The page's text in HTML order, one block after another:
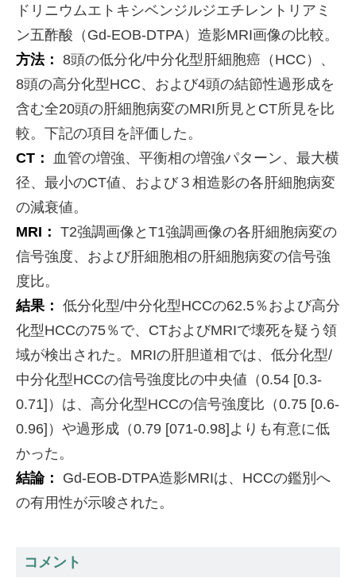
ドリニウムエトキシベンジルジエチレントリアミ
ン五酢酸（Gd-EOB-DTPA）造影MRI画像の比較。
方法： 8頭の低分化/中分化型肝細胞癌（HCC）、
8頭の高分化型HCC、および4頭の結節性過形成を
含む全20頭の肝細胞病変のMRI所見とCT所見を比
較。下記の項目を評価した。
CT：
血管の増強、平衡相の増強パターン、最大横
径、最小のCT値、および３相造影の各肝細胞病変
の減衰値。
MRI： T2強調画像とT1強調画像の各肝細胞病変の
信号強度、および肝細胞相の肝細胞病変の信号強
度比。
結果： 低分化型/中分化型HCCの62.5％および高分
化型HCCの75％で、CTおよびMRIで壊死を疑う領
域が検出された。MRIの肝胆道相では、低分化型/
中分化型HCCの信号強度比の中央値（0.54 [0.3-
0.71]）は、高分化型HCCの信号強度比（0.75 [0.6-
0.96]）や過形成（0.79 [071-0.98]よりも有意に低
かった。
結論：
Gd-EOB-DTPA造影MRIは、HCCの鑑別へ
の有用性が示唆された。
コメント